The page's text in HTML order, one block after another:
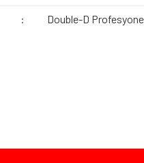
: Double-D